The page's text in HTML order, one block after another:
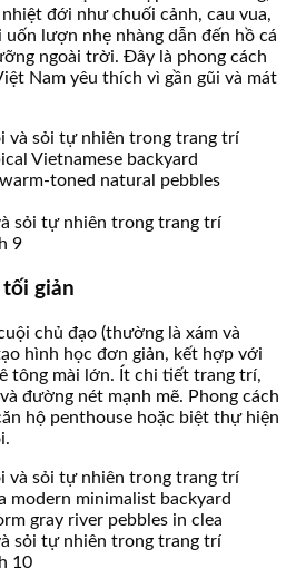
đới như chuối cảnh, cau vua,
uốn lượn nhẹ nhàng dẫn đến hồ cá
ngoài trời. Đây là phong cách
Nam yêu thích vì gần gũi và mát
sỏi tự nhiên trong trang trí
9
tối giản
chủ đạo (thường là xám và
hình học đơn giản, kết hợp với
tông mài lớn. Ít chi tiết trang trí,
đường nét mạnh mẽ. Phong cách
hộ penthouse hoặc biệt thự hiện
sỏi tự nhiên trong trang trí
10